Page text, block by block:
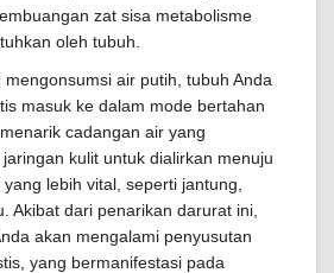
zat sisa metabolisme
oleh tubuh.
mengonsumsi air putih, tubuh Anda
masuk ke dalam mode bertahan
cadangan air yang
kulit untuk dialirkan menuju
lebih vital, seperti jantung,
Akibat dari penarikan darurat ini,
akan mengalami penyusutan
yang bermanifestasi pada